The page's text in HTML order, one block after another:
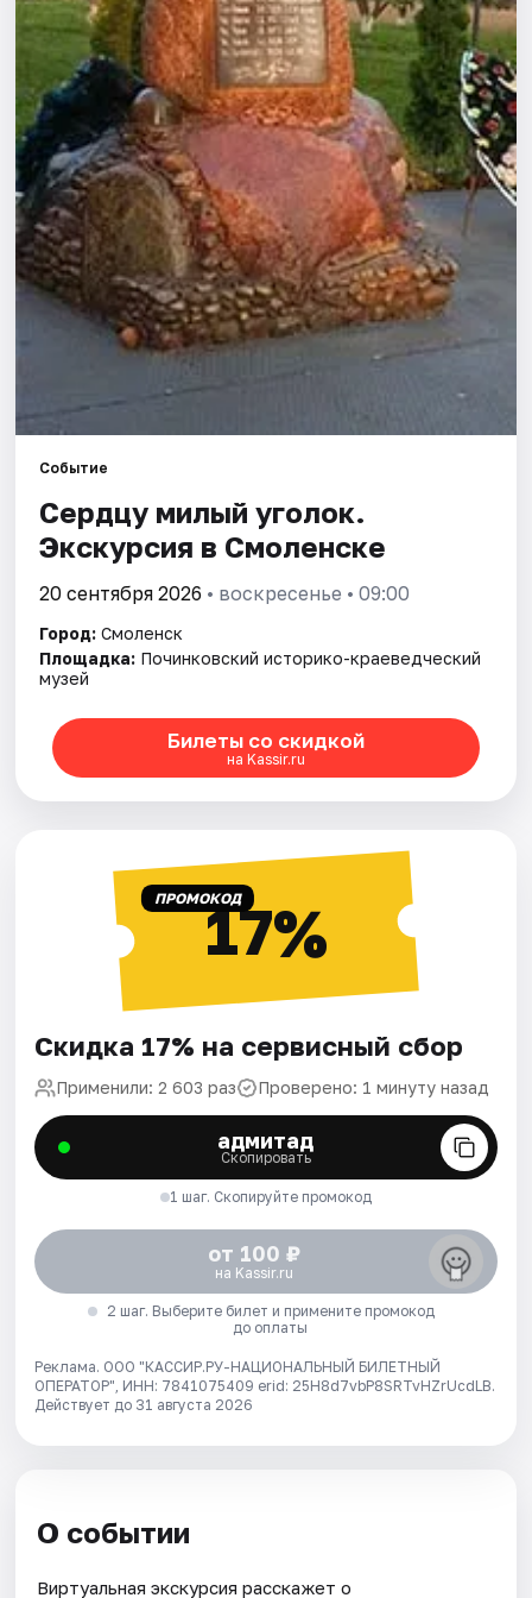
Города
Площадки
Артисты
Рейтинги
Событие
Сердцу милый уголок.
Экскурсия в Смоленске
20 сентября 2026 • воскресенье • 09:00
Город: Смоленск
Площадка: Починковский историко-краеведческий
музей
Билеты со скидкой
на Kassir.ru
ПРОМОКОД17%
Скидка 17% на сервисный сбор
Применили: 2 603 раз Проверено: 1 минуту назад
адмитад
Скопировать
1 шаг. Скопируйте промокод
от 100 ₽
на Kassir.ru
2 шаг. Выберите билет и примените промокод
до оплаты
Реклама. ООО "КАССИР.РУ-НАЦИОНАЛЬНЫЙ БИЛЕТНЫЙ
ОПЕРАТОР", ИНН: 7841075409 erid: 25H8d7vbP8SRTvHZrUcdLB.
Действует до 31 августа 2026
О событии
Виртуальная экскурсия расскажет о